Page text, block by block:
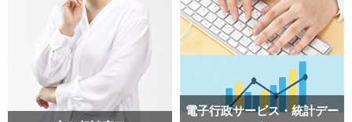
電子行政サービス・統計デー